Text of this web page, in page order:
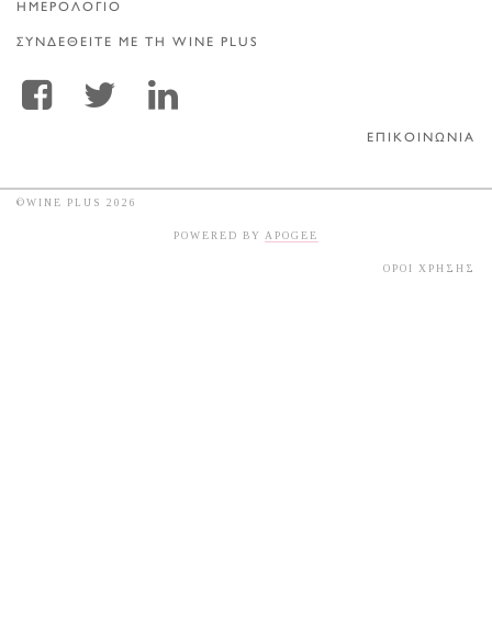
ΗΜΕΡΟΛΟΓΙΟ
ΣΥΝΔΕΘΕΙΤΕ ΜΕ ΤΗ WINE PLUS
ΕΠΙΚΟΙΝΩΝΙΑ
©WINE PLUS 2026
POWERED BY APOGEE
ΟΡΟΙ ΧΡΗΣΗΣ